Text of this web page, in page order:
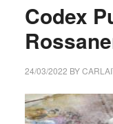
Codex
24/03/2022 BY